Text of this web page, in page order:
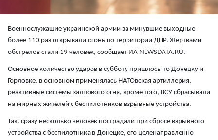
Военнослужащие украинской армии за минувшие выходные
более 110 раз открывали огонь по территории ДНР. Жертвами
обстрелов стали 19 человек, сообщает ИА NEWSDATA.RU.
Основное количество ударов в субботу пришлось по Донецку и
Горловке, в основном применялась НАТОвская артиллерия,
реактивные системы залпового огня, кроме того, ВСУ сбрасывали
на мирных жителей с беспилотников взрывные устройства.
Так, сразу несколько человек пострадали при сбросе взрывного
устройства с беспилотника в Донецке, его целенаправленно